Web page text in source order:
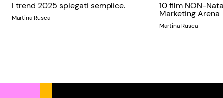
I trend 2025 spiegati semplice.
Martina Rusca
10 film NON-
Marketing Arena
Martina Rusca